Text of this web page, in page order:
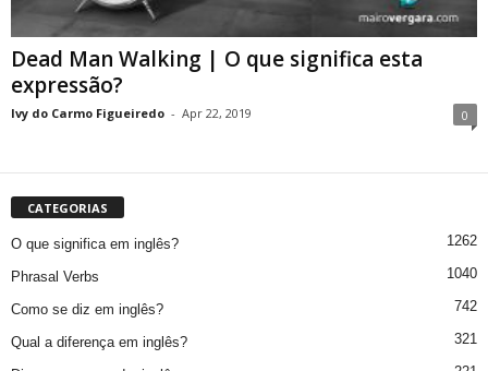
Dead Man Walking | O que significa esta
expressão?
Ivy do Carmo Figueiredo - Apr 22, 2019 0
CATEGORIAS
O que significa em inglês? 1262
Phrasal Verbs 1040
Como se diz em inglês? 742
Qual a diferença em inglês? 321